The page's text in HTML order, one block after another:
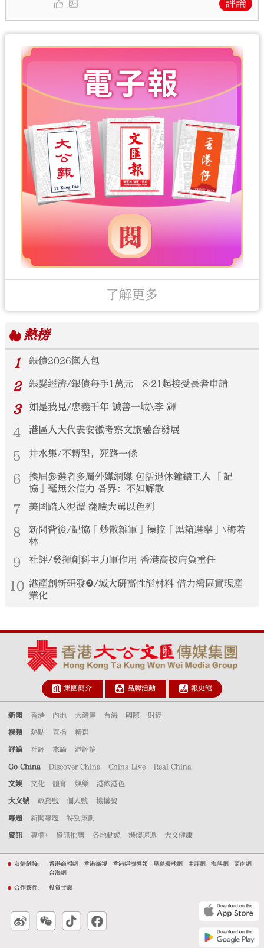
評論
了解更多
熱榜
1
銀債2026懶人包
2 銀髮經濟/銀債每手1萬元 8‧21起接受長者申請
3 如是我見/忠義千年 誠善一城\李 輝
4 港區人大代表安徽考察文旅融合發展
5 井水集/不轉型，死路一條
6
換屆參選者多屬外媒網媒 包括退休鐘錶工人 「記
協」毫無公信力 各界：不如解散
7 美國踏入泥潭 翻臉大罵以色列
8
新聞背後/記協「炒散雜軍」操控「黑箱選舉」\梅若
林
9 社評/發揮創科主力軍作用 香港高校肩負重任
10 港產創新研發❷/城大研高性能材料 借力灣區實現產
業化
集團簡介 品牌活動 報史館
新聞 香港 內地 大灣區 台海 國際 財經
視頻 熱點 直播 精選
評論 社評 來論 港評論
Go China Discover China China Live Real China
文娛 文化 體育 娛樂 港飲港色
大文號 政務號 個人號 機構號
專題 新聞專題 特別策劃
資訊 專欄+ 資訊推薦 各地動態 港澳速遞 大文健康
友情鏈接： 香港商報網 香港衛視 香港經濟導報 星島環球網 中評網 海峽網
閩南網
台海網
合作夥伴： 投資甘肅